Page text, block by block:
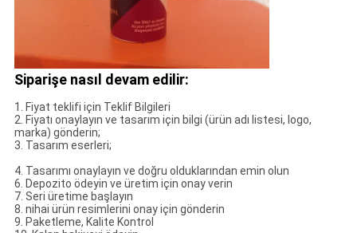
Siparişe nasıl devam edilir:
1. Fiyat teklifi için Teklif Bilgileri
2. Fiyatı onaylayın ve tasarım için bilgi (ürün adı listesi, logo,
marka) gönderin;
3. Tasarım eserleri;
4. Tasarımı onaylayın ve doğru olduklarından emin olun
6. Depozito ödeyin ve üretim için onay verin
7. Seri üretime başlayın
8. nihai ürün resimlerini onay için gönderin
9. Paketleme, Kalite Kontrol